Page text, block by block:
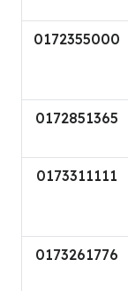
0172355000
0172851365
0173311111
0173261776